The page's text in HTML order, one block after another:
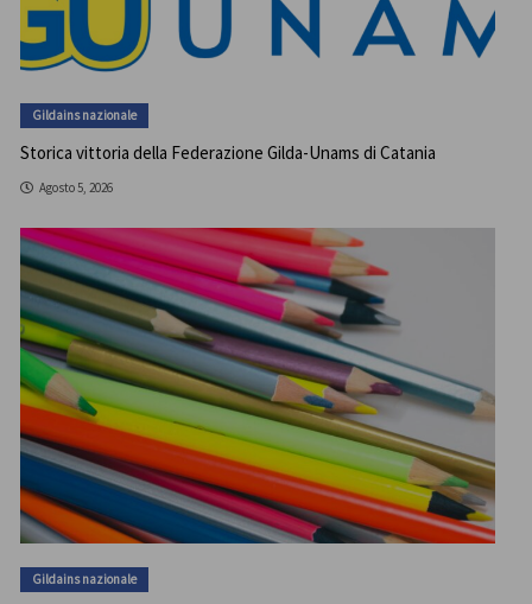
Gildains nazionale
Storica vittoria della Federazione Gilda-Unams di Catania
Agosto 5, 2026
Gildains nazionale